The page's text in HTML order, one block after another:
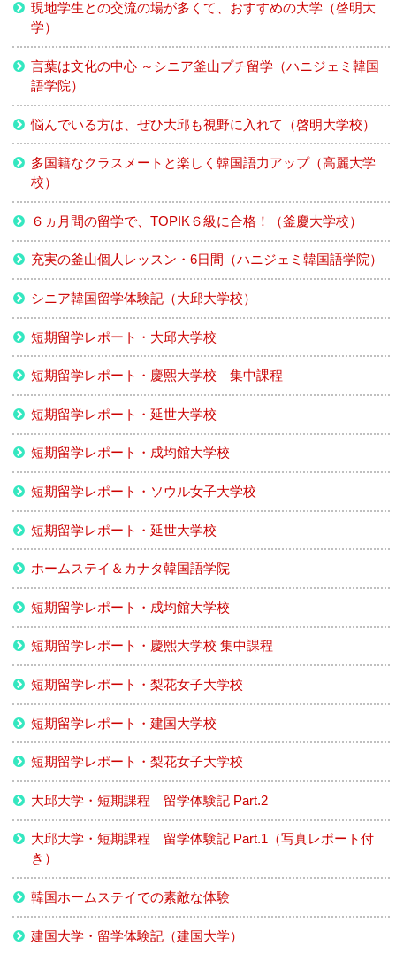
現地学生との交流の場が多くて、おすすめの大学（啓明大
学）
言葉は文化の中心 ～シニア釜山プチ留学（ハニジェミ韓国
語学院）
悩んでいる方は、ぜひ大邱も視野に入れて（啓明大学校）
多国籍なクラスメートと楽しく韓国語力アップ（高麗大学
校）
６ヵ月間の留学で、TOPIK６級に合格！（釜慶大学校）
充実の釜山個人レッスン・6日間（ハニジェミ韓国語学院）
シニア韓国留学体験記（大邱大学校）
短期留学レポート・大邱大学校
短期留学レポート・慶熙大学校 集中課程
短期留学レポート・延世大学校
短期留学レポート・成均館大学校
短期留学レポート・ソウル女子大学校
短期留学レポート・延世大学校
ホームステイ＆カナタ韓国語学院
短期留学レポート・成均館大学校
短期留学レポート・慶熙大学校 集中課程
短期留学レポート・梨花女子大学校
短期留学レポート・建国大学校
短期留学レポート・梨花女子大学校
大邱大学・短期課程 留学体験記 Part.2
大邱大学・短期課程 留学体験記 Part.1（写真レポート付
き）
韓国ホームステイでの素敵な体験
建国大学・留学体験記（建国大学）